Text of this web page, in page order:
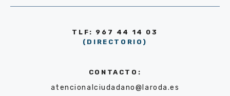
TLF: 967 44 14 03
(DIRECTORIO)
CONTACTO:
atencionalciudadano@laroda.es